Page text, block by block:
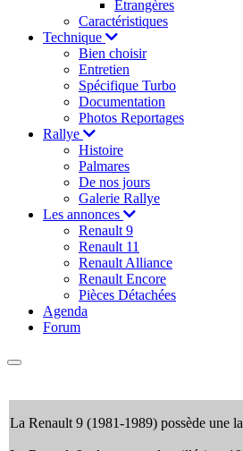
Etrangères
Caractéristiques
Technique
Bien choisir
Entretien
Spécifique Turbo
Documentation
Photos Reportages
Rallye
Histoire
Palmares
De nos jours
Galerie Rallye
Les annonces
Renault 9
Renault 11
Renault Alliance
Renault Encore
Pièces Détachées
Agenda
Forum
La Renault 9 (1981-1989) possède une